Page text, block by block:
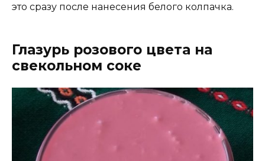
это сразу после нанесения белого колпачка.
Глазурь розового цвета на
свекольном соке